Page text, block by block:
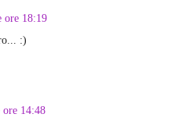
ore 18:19
:)
ore 14:48